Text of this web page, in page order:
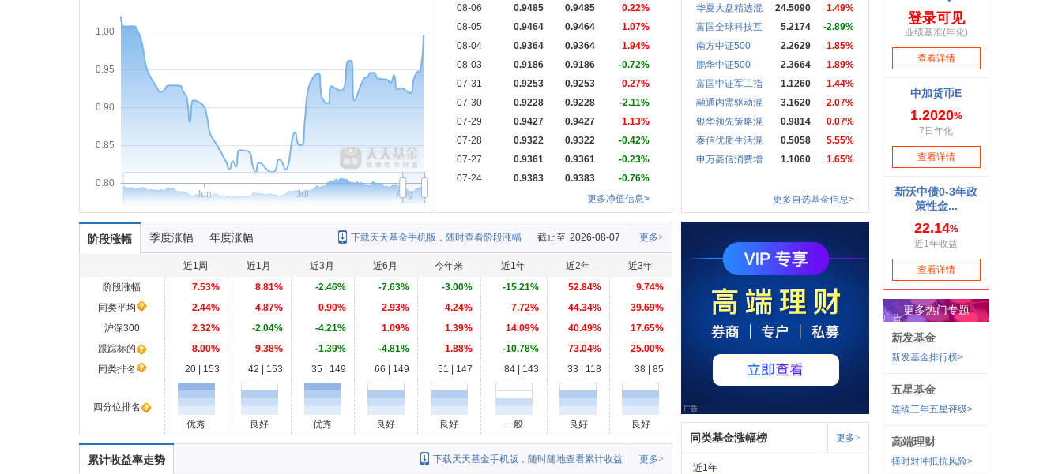
0.80
0.85
0.90
0.95
1.00
Jun Jul Aug
08-06
0.9485 0.9485
0.22%
08-05
0.9464 0.9464
1.07%
08-04
0.9364 0.9364
1.94%
08-03
0.9186 0.9186
-0.72%
07-31
0.9253 0.9253
0.27%
07-30
0.9228 0.9228
-2.11%
07-29
0.9427 0.9427
1.13%
07-28
0.9322 0.9322
-0.42%
07-27
0.9361 0.9361
-0.23%
07-24
0.9383 0.9383
-0.76%
更多净值信息>
华夏大盘精选混
24.5090
1.49%
富国全球科技互
5.2174
-2.89%
南方中证500
2.2629
1.85%
鹏华中证500
2.3664
1.89%
富国中证军工指
1.1260
1.44%
融通内需驱动混
3.1620
2.07%
银华领先策略混
0.9814
0.07%
泰信优质生活混
0.5058
5.55%
申万菱信消费增
1.1060 1.65%
更多自选基金信息>
阶段涨幅 季度涨幅 年度涨幅 更多>
截止至 2026-08-07
下载天天基金手机版，随时查看阶段涨幅
近1周 近1月 近3月 近6月 今年来 近1年 近2年
近3年
阶段涨幅
7.53% 8.81% -2.46% -7.63% -3.00% -15.21% 52.84%
9.74%
同类平均
2.44% 4.87% 0.90% 2.93% 4.24% 7.72% 44.34%
39.69%
沪深300
2.32% -2.04% -4.21% 1.09% 1.39% 14.09% 40.49%
17.65%
跟踪标的
8.00% 9.38% -1.39% -4.81% 1.88% -10.78% 73.04%
25.00%
同类排名
20 | 153 42 | 153 35 | 149 66 | 149 51 | 147 84 | 143 33 | 118 38 | 85
四分位排名
优秀
良好 优秀 良好 良好 一般 良好 良好
累计收益率走势 更多>
下载天天基金手机版，随时随地查看累计收益
同类基金涨幅榜 更多>
近1年